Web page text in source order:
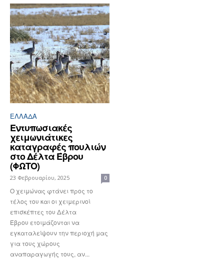
ΕΛΛΆΔΑ
Εντυπωσιακές
χειμωνιάτικες
καταγραφές πουλιών
στο Δέλτα Έβρου
(ΦΩΤΟ)
23 Φεβρουαρίου, 2025 0
Ο χειμώνας φτάνει προς το
τέλος του και οι χειμερινοί
επισκέπτες του Δέλτα
Έβρου ετοιμάζονται να
εγκαταλείψουν την περιοχή μας
για τους χώρους
αναπαραγωγής τους, αν...